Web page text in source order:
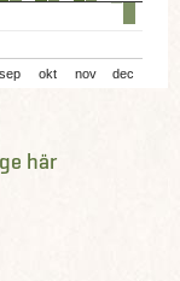
sep okt nov dec
här